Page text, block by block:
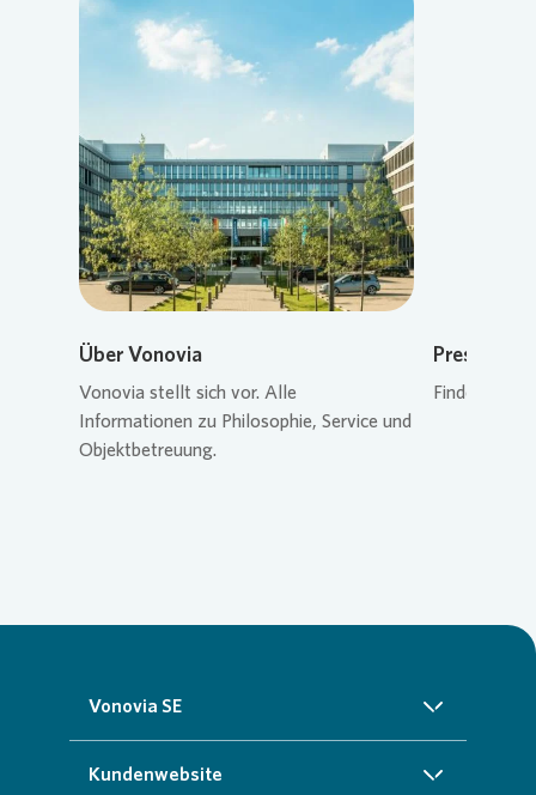
Über Vonovia
Vonovia stellt sich vor. Alle
Informationen zu Philosophie, Service und
Objektbetreuung.
Finden Sie
Vonovia SE
Über uns
Kundenwebsite